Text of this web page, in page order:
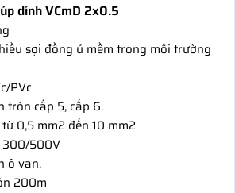
dính VCmD 2x0.5
sợi đồng ủ mềm trong môi trường
PVc
tròn cấp 5, cấp 6.
0,5 mm2 đến 10 mm2
300/500V
ô van.
200m